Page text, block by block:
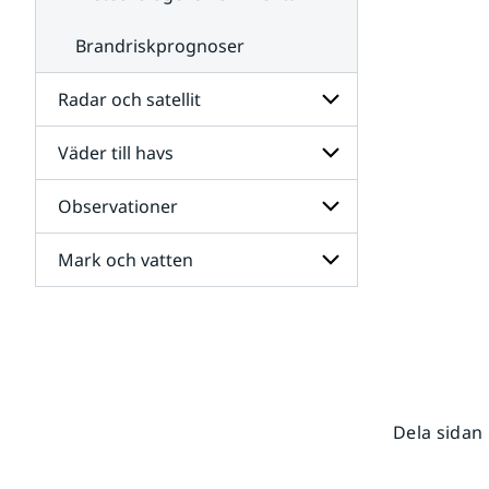
Brandriskprognoser
Radar och satellit
Undersidor
för
Radar
och
satellit
Väder till havs
Undersidor
för
Väder
till
havs
Observationer
Undersidor
för
Mark och vatten
Dela sidan